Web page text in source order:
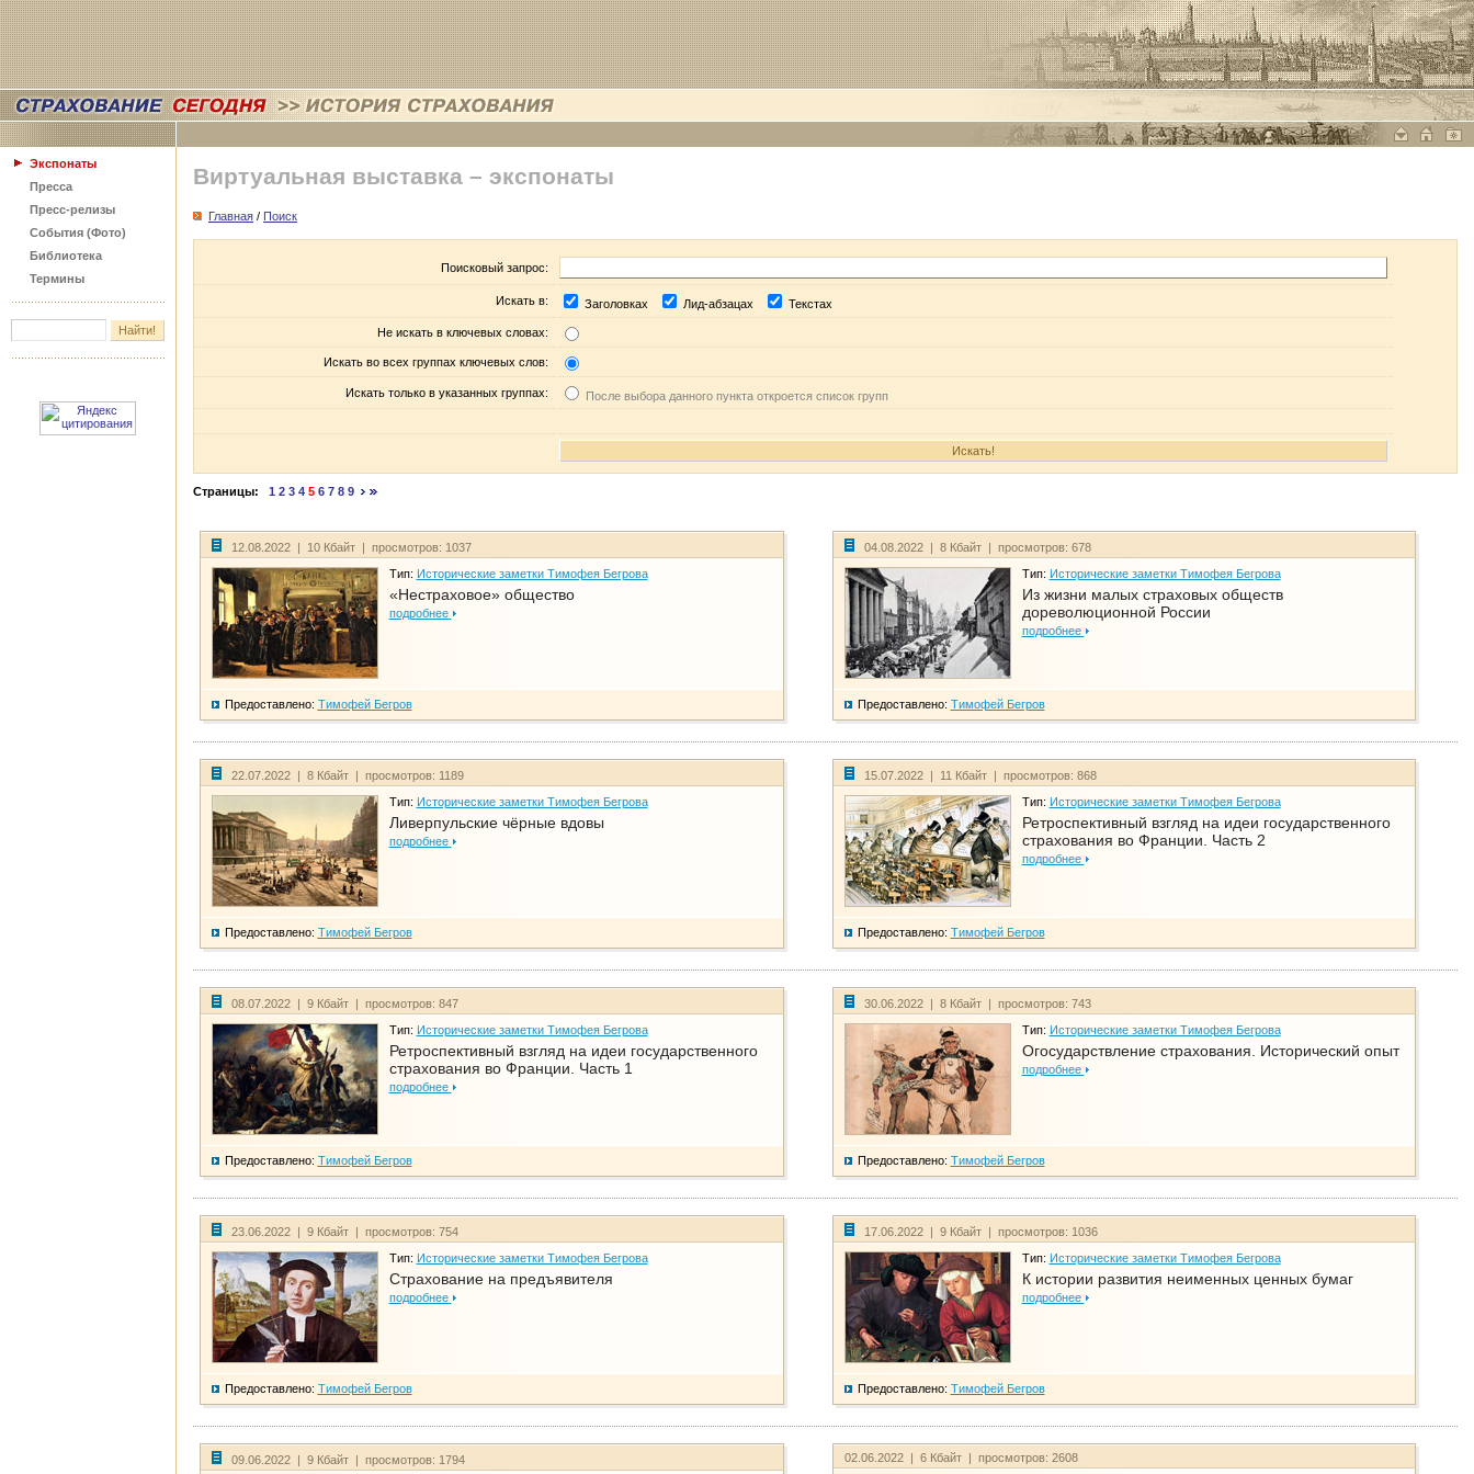
Экспонаты
Пресса
Пресс-релизы
События (Фото)
Библиотека
Термины
Виртуальная выставка – экспонаты
Главная / Поиск
Поисковый запрос:
Искать в: Заголовках Лид-абзацах Текстах
Не искать в ключевых словах:
Искать во всех группах ключевых слов:
Искать только в указанных группах: После выбора данного пункта откроется список групп
Страницы: 1 2 3 4 5 6 7 8 9
12.08.2022 | 10 Кбайт | просмотров: 1037
Тип: Исторические заметки Тимофея Бегрова
«Нестраховое» общество
подробнее
Предоставлено: Тимофей Бегров
04.08.2022 | 8 Кбайт | просмотров: 678
Тип: Исторические заметки Тимофея Бегрова
Из жизни малых страховых обществ
дореволюционной России
подробнее
Предоставлено: Тимофей Бегров
22.07.2022 | 8 Кбайт | просмотров: 1189
Тип: Исторические заметки Тимофея Бегрова
Ливерпульские чёрные вдовы
подробнее
Предоставлено: Тимофей Бегров
15.07.2022 | 11 Кбайт | просмотров: 868
Тип: Исторические заметки Тимофея Бегрова
Ретроспективный взгляд на идеи государственного
страхования во Франции. Часть 2
подробнее
Предоставлено: Тимофей Бегров
08.07.2022 | 9 Кбайт | просмотров: 847
Тип: Исторические заметки Тимофея Бегрова
Ретроспективный взгляд на идеи государственного
страхования во Франции. Часть 1
подробнее
Предоставлено: Тимофей Бегров
30.06.2022 | 8 Кбайт | просмотров: 743
Тип: Исторические заметки Тимофея Бегрова
Огосударствление страхования. Исторический опыт
подробнее
Предоставлено: Тимофей Бегров
23.06.2022 | 9 Кбайт | просмотров: 754
Тип: Исторические заметки Тимофея Бегрова
Страхование на предъявителя
подробнее
Предоставлено: Тимофей Бегров
17.06.2022 | 9 Кбайт | просмотров: 1036
Тип: Исторические заметки Тимофея Бегрова
К истории развития неименных ценных бумаг
подробнее
Предоставлено: Тимофей Бегров
09.06.2022 | 9 Кбайт | просмотров: 1794 02.06.2022 | 6 Кбайт | просмотров: 2608